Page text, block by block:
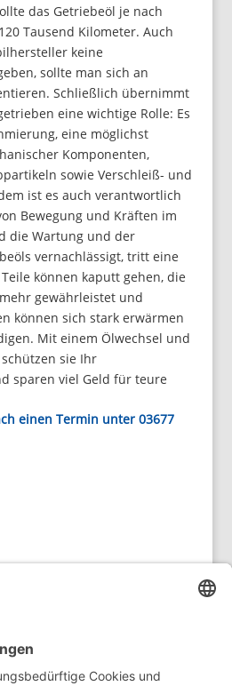
das Getriebeöl je nach
Tausend Kilometer. Auch
keine
sollte man sich an
Schließlich übernimmt
eine wichtige Rolle: Es
eine möglichst
Komponenten,
sowie Verschleiß- und
ist es auch verantwortlich
Bewegung und Kräften im
die Wartung und der
vernachlässigt, tritt eine
können kaputt gehen, die
gewährleistet und
können sich stark erwärmen
Mit einem Ölwechsel und
sie Ihr
sparen viel Geld für teure
einen Termin unter 03677
Sie Hilfe